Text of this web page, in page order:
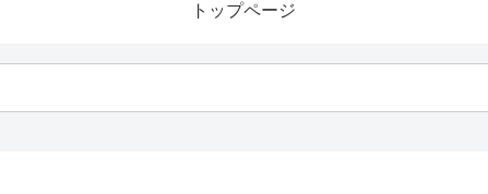
トップページ